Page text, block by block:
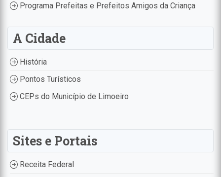
Programa Prefeitas e Prefeitos Amigos da Criança
A Cidade
História
Pontos Turísticos
CEPs do Município de Limoeiro
Sites e Portais
Receita Federal